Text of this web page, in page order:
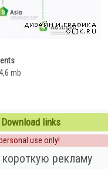
mb
links
use only!
рекламу